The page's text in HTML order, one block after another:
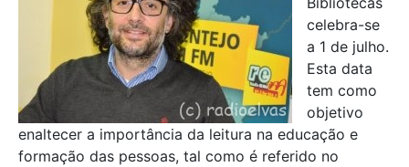
celebra-se
a 1 de julho.
Esta data
tem como
objetivo
enaltecer a importância da leitura na educação e
formação das pessoas, tal como é referido no